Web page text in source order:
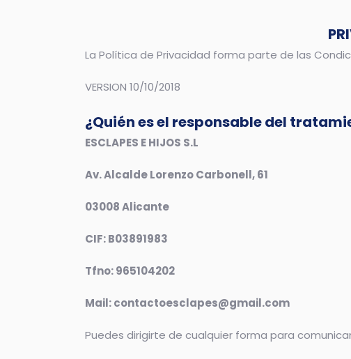
La Política de Privacidad forma parte de las
VERSION 10/10/2018
¿Quién es el responsable del
ESCLAPES E HIJOS S.L
Av. Alcalde Lorenzo Carbonell, 61
03008 Alicante
CIF: B03891983
Tfno: 965104202
Mail: contactoesclapes@gmail.com
Puedes dirigirte de cualquier forma para